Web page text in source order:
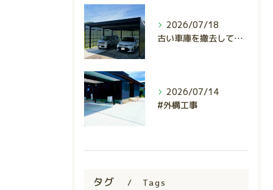
2026/07/18
古い車庫を撤去して、使いやすくスタイリッシュな駐車スペースへ...
2026/07/14
#外構工事
タグ Tags